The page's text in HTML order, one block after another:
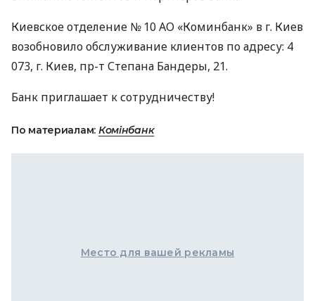
Киевское отделение № 10 АО «Коминбанк» в г. Киев
возобновило обслуживание клиентов по адресу: 4
073, г. Киев, пр-т Степана Бандеры, 21.
Банк приглашает к сотрудничеству!
По материалам: Комінбанк
Место для вашей рекламы